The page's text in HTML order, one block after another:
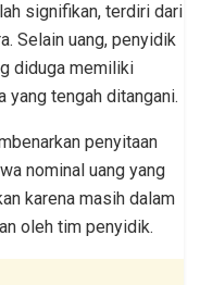
signifikan, terdiri dari
Selain uang, penyidik
diduga memiliki
yang tengah ditangani.
penyitaan
nominal uang yang
karena masih dalam
oleh tim penyidik.